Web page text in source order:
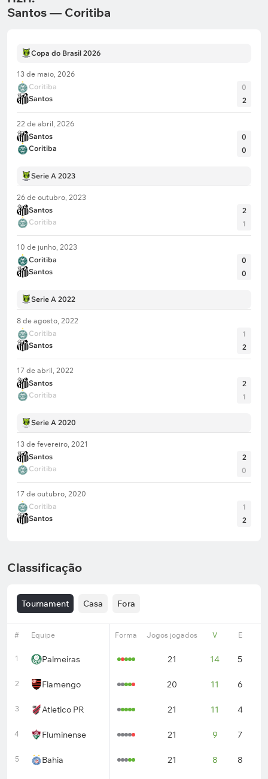
Santos — Coritiba
Copa do Brasil 2026
13 de maio, 2026
Coritiba
Santos
0
2
22 de abril, 2026
Santos
Coritiba
0
0
Serie A 2023
26 de outubro, 2023
Santos
Coritiba
2
1
10 de junho, 2023
Coritiba
Santos
0
0
Serie A 2022
8 de agosto, 2022
Coritiba
Santos
1
2
17 de abril, 2022
Santos
Coritiba
2
1
Serie A 2020
13 de fevereiro, 2021
Santos
Coritiba
2
0
17 de outubro, 2020
Coritiba
Santos
1
2
Classificação
Tournament Casa Fora
# Equipe Forma Jogos jogados V E
1 Palmeiras 21 14 5
2 Flamengo 20 11 6
3 Atletico PR 21 11 4
4 Fluminense 21 9 7
5 Bahia 21 8 8